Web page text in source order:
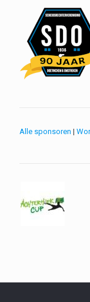
Alle sponsoren |